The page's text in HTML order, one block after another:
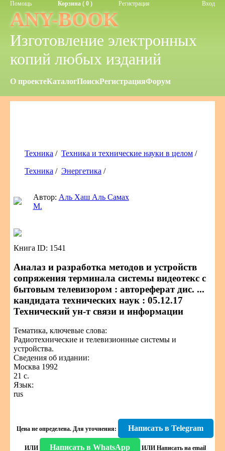
Помощь Корзина ( 0 ) Регистрация Вход
ANY-BOOK
Изготовление электронных
копий любых изданий
О проектеКаталогПоискРегистрацияФорум
Техника / Техника и технические науки в целом /
Техника / Энергетика /
Автор: Аль Хаш Аль Самах
М.
Книга ID: 1541
Аналаз и разработка методов и устройств
сопряжения терминала системы видеотекс с
бытовым телевизором : автореферат дис. ...
кандидата технических наук : 05.12.17
Технический ун-т связи и информации
Тематика, ключевые слова:
Радиотехнические и телевизионные системы и
устройства.
Сведения об издании:
Москва 1992
21 с.
Язык:
rus
Цена не определена. Для уточнения: Написать в Telegram
ИЛИ Написать в WhatsApp ИЛИ Написать на email